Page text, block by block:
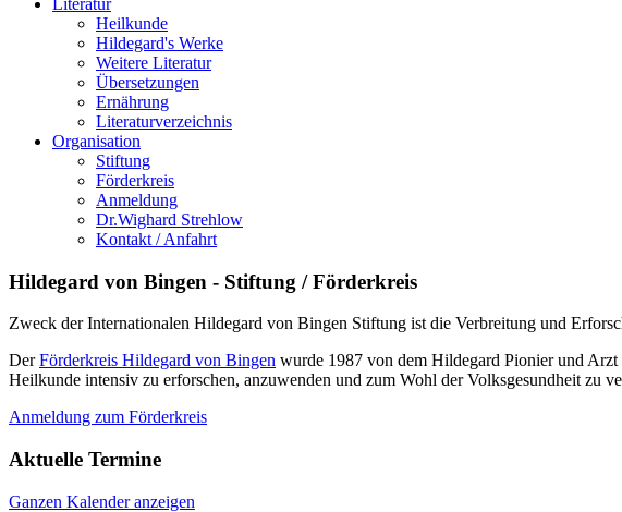
Literatur
Heilkunde
Hildegard's Werke
Weitere Literatur
Übersetzungen
Ernährung
Literaturverzeichnis
Organisation
Stiftung
Förderkreis
Anmeldung
Dr.Wighard Strehlow
Kontakt / Anfahrt
Hildegard von Bingen - Stiftung / Förderkreis
Zweck der Internationalen Hildegard von Bingen Stiftung ist die Verbreitung und
DerFörderkreis Hildegard von Bingen wurde 1987 von dem Hildegard Pionier und
Heilkunde intensiv zu erforschen, anzuwenden und zum Wohl der Volksgesundheit zu
Anmeldung zum Förderkreis
Aktuelle Termine
Ganzen Kalender anzeigen